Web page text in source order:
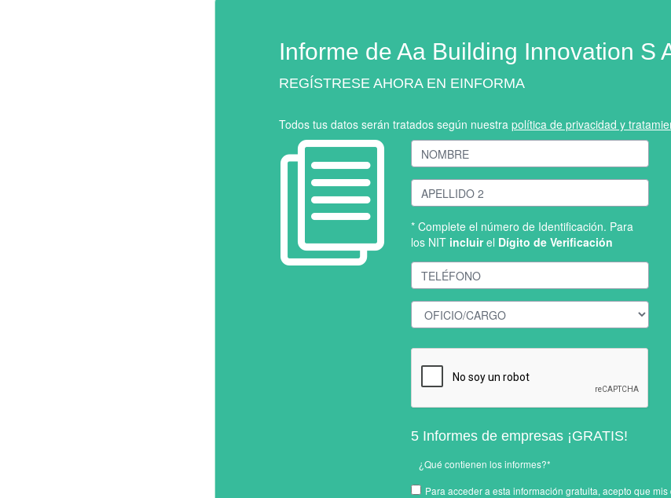
Informe de Aa Building Innovation S
REGÍSTRESE AHORA EN EINFORMA
Todos tus datos serán tratados según nuestra política de privacidad y
* Complete el número de Identificación. Para
los NIT incluirel Dígito de Verificación
5 Informes de empresas ¡GRATIS!
¿Qué contienen los informes?*
Para acceder a esta información gratuita, acepto que